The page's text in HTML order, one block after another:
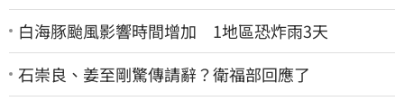
白海豚颱風影響時間增加 1地區恐炸雨3天
石崇良、姜至剛驚傳請辭？衛福部回應了